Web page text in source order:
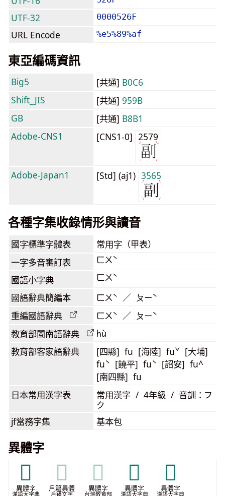
UTF-32 0000526F
URL Encode %e5%89%af
東亞編碼資訊
Big5 [共通] B0C6
Shift_JIS
[共通] 959B
GB
[共通] B8B1
Adobe-CNS1
[CNS1-0] 2579
Adobe-Japan1 [Std] (aj1) 3565
各種字集收錄情形與讀音
國字標準字體表 常用字（甲表）
一字多音審訂表 ㄈㄨˋ
國語小字典 ㄈㄨˋ
國語辭典簡編本 ㄈㄨˋ ／ ㄆㄧˋ
重編國語辭典 ㄈㄨˋ ／ ㄆㄧˋ
教育部閩南語辭典 hù
教育部客家語辭典
[四縣] fu [海陸] fuˇ [大埔]
fuˋ [饒平] fuˋ [詔安] fu^
[南四縣] fu
日本常用漢字表
常用漢字 / 4年級 / 音訓：フ
ク
jf當務字集 基本包
異體字
𠠦
異體字
漢語大字典
𠠦
戶籍異體
戶籍文字
𠠦
異體字
台灣教育部
𤗚
異體字
漢語大字典
𩭺
異體字
漢語大字典